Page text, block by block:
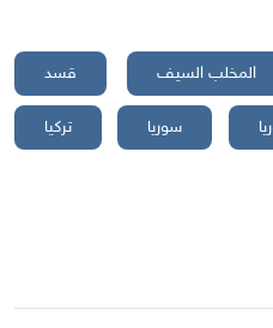
المخلب السيف قسد
سوريا تركيا